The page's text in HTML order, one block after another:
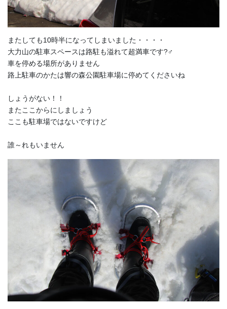
またしても10時半になってしまいました・・・・
大力山の駐車スペースは路駐も溢れて超満車です?‍♂️
車を停める場所がありません
路上駐車のかたは響の森公園駐車場に停めてくださいね
しょうがない！！
またここからにしましょう
ここも駐車場ではないですけど
誰～れもいません